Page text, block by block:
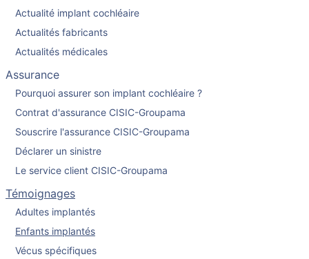
Actualité implant cochléaire
Actualités fabricants
Actualités médicales
Assurance
Pourquoi assurer son implant cochléaire ?
Contrat d'assurance CISIC-Groupama
Souscrire l'assurance CISIC-Groupama
Déclarer un sinistre
Le service client CISIC-Groupama
Témoignages
Adultes implantés
Enfants implantés
Vécus spécifiques